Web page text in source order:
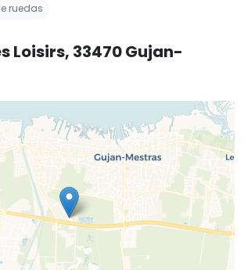
ruedas
Loisirs, 33470 Gujan-